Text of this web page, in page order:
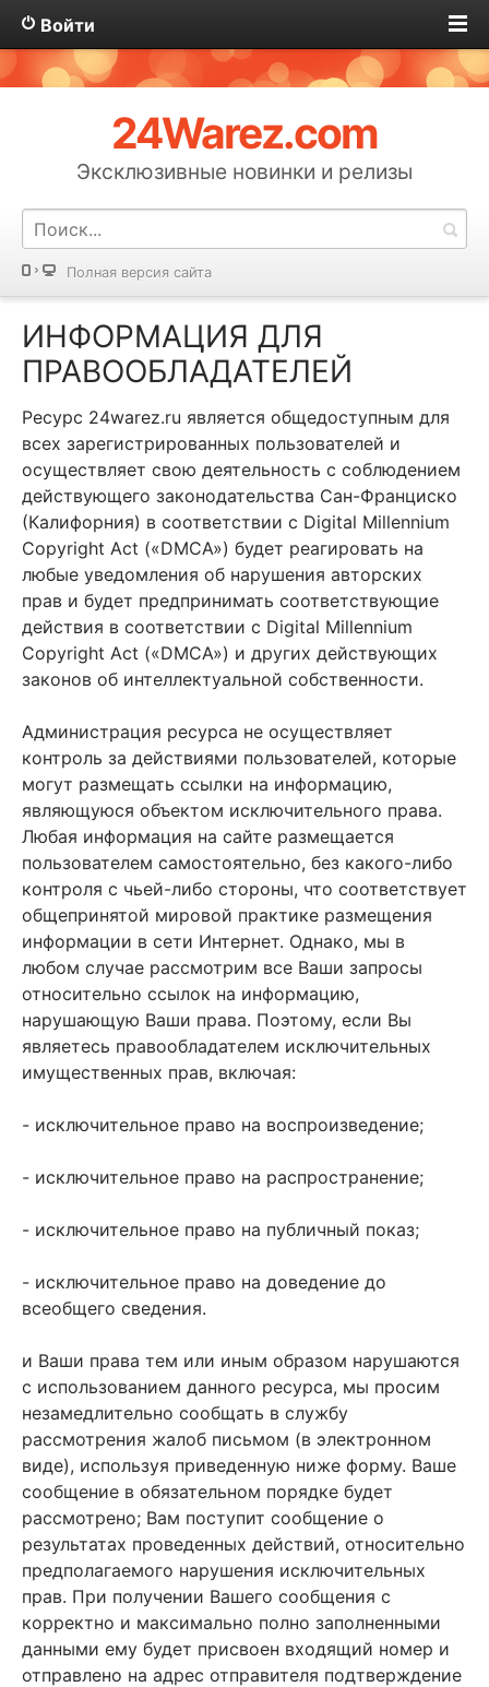
Войти
24Warez.com
Эксклюзивные новинки и релизы
Полная версия сайта
ИНФОРМАЦИЯ ДЛЯ
ПРАВООБЛАДАТЕЛЕЙ
Ресурс 24warez.ru является общедоступным для
всех зарегистрированных пользователей и
осуществляет свою деятельность с соблюдением
действующего законодательства Сан-Франциско
(Калифорния) в соответствии с Digital Millennium
Copyright Act («DMCA») будет реагировать на
любые уведомления об нарушения авторских
прав и будет предпринимать соответствующие
действия в соответствии с Digital Millennium
Copyright Act («DMCA») и других действующих
законов об интеллектуальной собственности.
Администрация ресурса не осуществляет
контроль за действиями пользователей, которые
могут размещать ссылки на информацию,
являющуюся объектом исключительного права.
Любая информация на сайте размещается
пользователем самостоятельно, без какого-либо
контроля с чьей-либо стороны, что соответствует
общепринятой мировой практике размещения
информации в сети Интернет. Однако, мы в
любом случае рассмотрим все Ваши запросы
относительно ссылок на информацию,
нарушающую Ваши права. Поэтому, если Вы
являетесь правообладателем исключительных
имущественных прав, включая:
- исключительное право на воспроизведение;
- исключительное право на распространение;
- исключительное право на публичный показ;
- исключительное право на доведение до
всеобщего сведения.
и Ваши права тем или иным образом нарушаются
с использованием данного ресурса, мы просим
незамедлительно сообщать в службу
рассмотрения жалоб письмом (в электронном
виде), используя приведенную ниже форму. Ваше
сообщение в обязательном порядке будет
рассмотрено; Вам поступит сообщение о
результатах проведенных действий, относительно
предполагаемого нарушения исключительных
прав. При получении Вашего сообщения с
корректно и максимально полно заполненными
данными ему будет присвоен входящий номер и
отправлено на адрес отправителя подтверждение